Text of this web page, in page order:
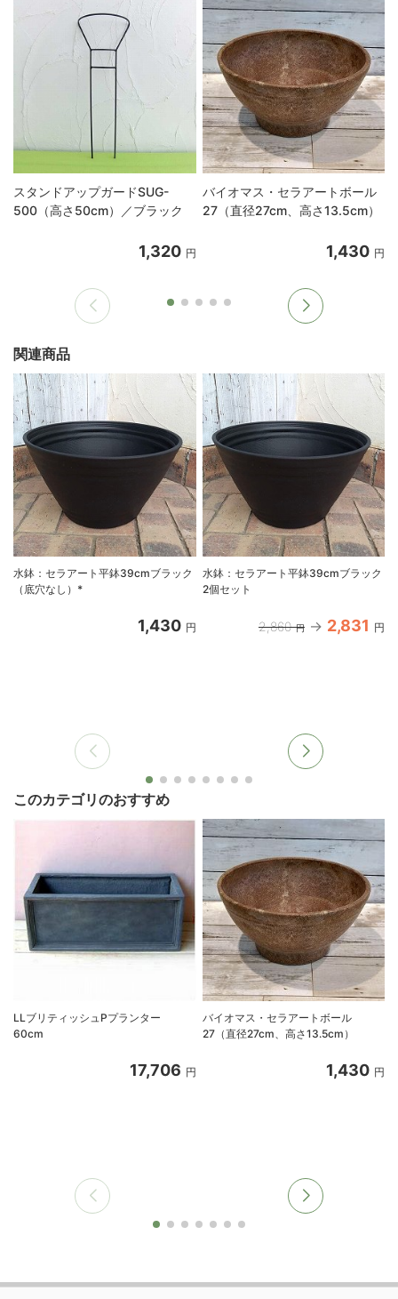
スタンドアップガードSUG-
500（高さ50cm）／ブラック
1,320 円
バイオマス・セラアートボール
27（直径27cm、高さ13.5cm）
1,430 円
関連商品
水鉢：セラアート平鉢39cmブラック
（底穴なし）*
1,430 円
水鉢：セラアート平鉢39cmブラック
2個セット
2,860 円 2,831 円
このカテゴリのおすすめ
LLブリティッシュPプランター
60cm
17,706 円
バイオマス・セラアートボール
27（直径27cm、高さ13.5cm）
1,430 円